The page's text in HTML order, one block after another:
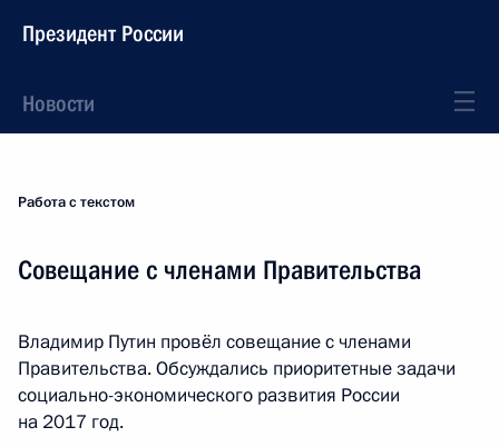
Президент России
Новости
Работа с текстом
Совещание с членами Правительства
Владимир Путин провёл совещание с членами
Правительства. Обсуждались приоритетные задачи
социально-экономического развития России
на 2017 год.